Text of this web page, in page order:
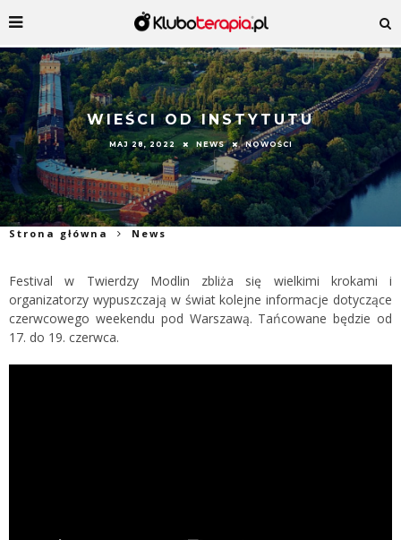
WIEŚCI OD INSTYTUTU
MAJ 28, 2022 NEWS NOWOŚCI
Strona główna News
Festival w Twierdzy Modlin zbliża się wielkimi krokami i
organizatorzy wypuszczają w świat kolejne informacje dotyczące
czerwcowego weekendu pod Warszawą. Tańcowane będzie od
17. do 19. czerwca.